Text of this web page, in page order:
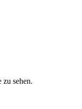
sehen.